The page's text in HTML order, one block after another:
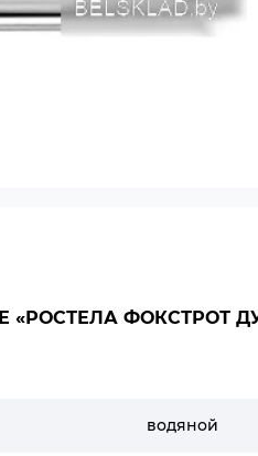
ФОКСТРОТ ДУ-
водяной